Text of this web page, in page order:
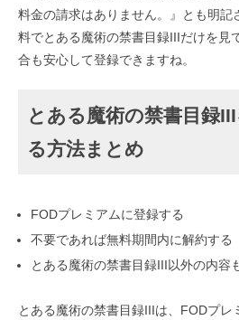
料金の請求はありません。』とも明記
料でとある魔術の禁書目録IIIだけを見
合も安心して登録できますね。
とある魔術の禁書目録
る方法まとめ
FODプレミアムに登録する
不要であれば無料期間内に解約する
とある魔術の禁書目録III以外の内容
とある魔術の禁書目録IIIは、FODプレ